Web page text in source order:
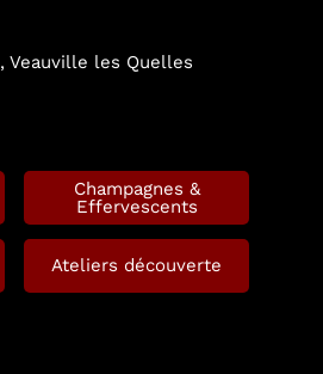
Veauville les Quelles
Champagnes &
Effervescents
Ateliers découverte